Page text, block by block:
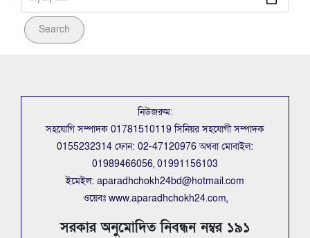
Search
নিউজরুম:
সহযোগি সম্পাদক 01781510119 সিনিয়র সহযোগী সম্পাদক
0155232314 ফোন: 02-47120976 অথবা মোবাইল:
01989466056, 01991156103
ইমেইল: aparadhchokh24bd@hotmail.com
ওয়েবঃ www.aparadhchokh24.com,
সরকার অনুমোদিত নিবন্ধন নম্বর ১৯১